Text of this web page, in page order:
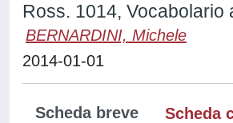
Ross. 1014, Vocabolario
BERNARDINI, Michele
2014-01-01
Scheda breve
Scheda